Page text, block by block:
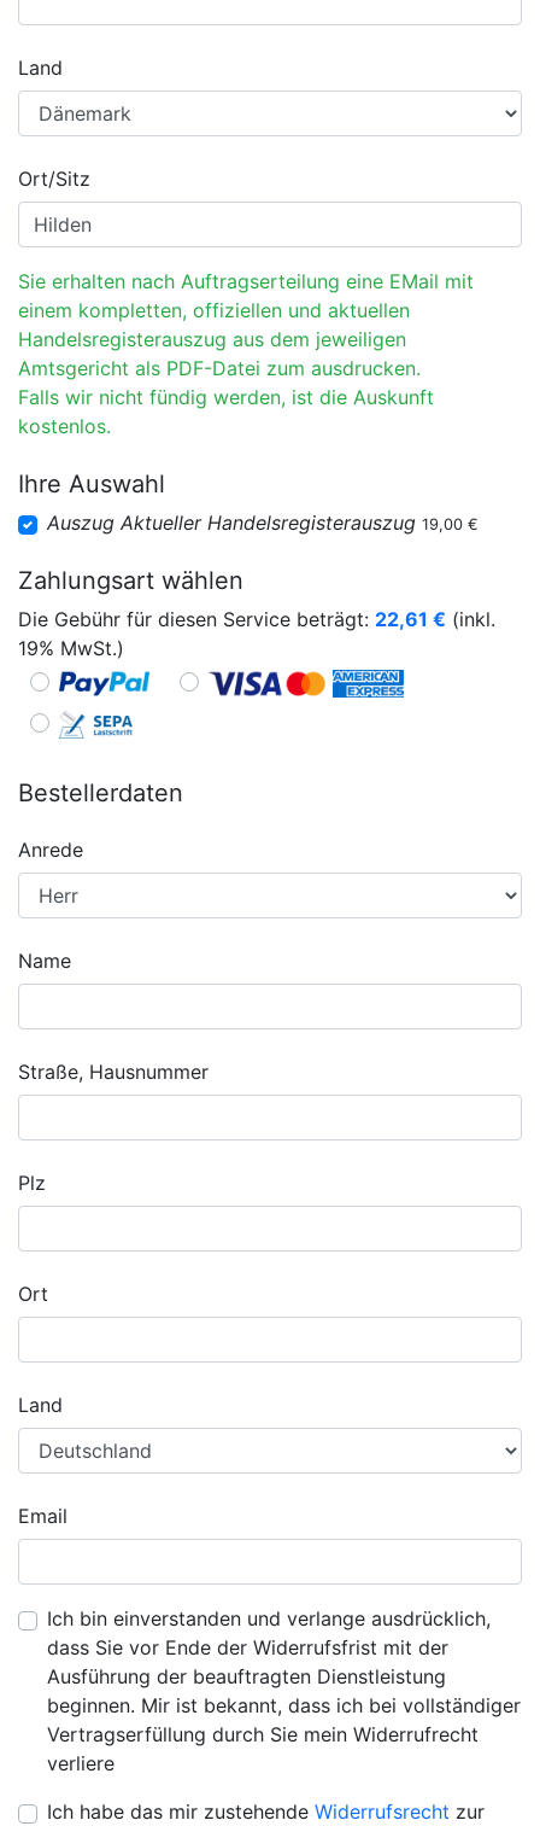
Land
Ort/Sitz
Sie erhalten nach Auftragserteilung eine EMail mit
einem kompletten, offiziellen und aktuellen
Handelsregisterauszug aus dem jeweiligen
Amtsgericht als PDF-Datei zum ausdrucken.
Falls wir nicht fündig werden, ist die Auskunft
kostenlos.
Ihre Auswahl
Auszug Aktueller Handelsregisterauszug 19,00 €
Zahlungsart wählen
Die Gebühr für diesen Service beträgt: 22,61 € (inkl.
19% MwSt.)
Bestellerdaten
Anrede
Name
Straße, Hausnummer
Plz
Ort
Land
Email
Ich bin einverstanden und verlange ausdrücklich,
dass Sie vor Ende der Widerrufsfrist mit der
Ausführung der beauftragten Dienstleistung
beginnen. Mir ist bekannt, dass ich bei vollständiger
Vertragserfüllung durch Sie mein Widerrufrecht
verliere
Ich habe das mir zustehende Widerrufsrecht zur